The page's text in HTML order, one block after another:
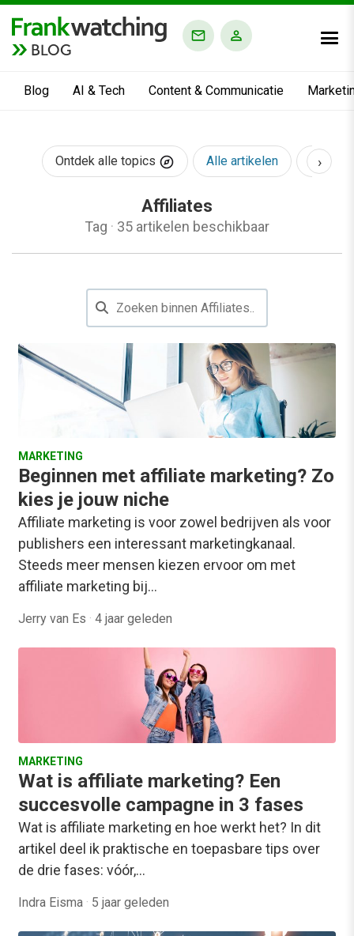
BLOG
Blog AI & Tech Content & Communicatie
Ontdek alle topics Alle artikelen AI &
›
Affiliates
Tag · 35 artikelen beschikbaar
MARKETING
Beginnen met affiliate marketing? Zo
kies je jouw niche
Affiliate marketing is voor zowel bedrijven als voor
publishers een interessant marketingkanaal.
Steeds meer mensen kiezen ervoor om met
affiliate marketing bij…
Jerry van Es · 4 jaar geleden
MARKETING
Wat is affiliate marketing? Een
succesvolle campagne in 3 fases
Wat is affiliate marketing en hoe werkt het? In dit
artikel deel ik praktische en toepasbare tips over
de drie fases: vóór,…
Indra Eisma · 5 jaar geleden